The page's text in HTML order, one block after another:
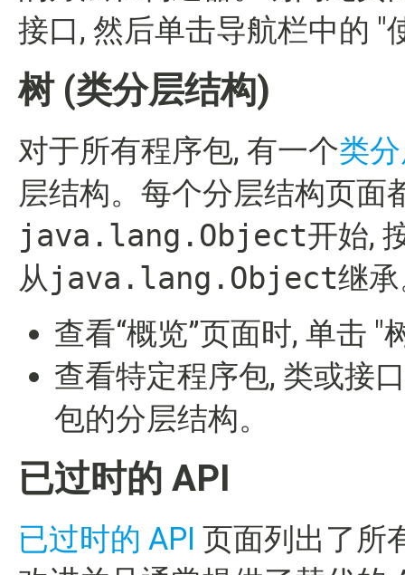
接口, 然后单击导航栏中的 "
树 (类分层结构)
对于所有程序包, 有一个类
层结构。每个分层结构页面
java.lang.Object开始,
从java.lang.Object继
查看“概览”页面时, 单击
查看特定程序包, 类或接
包的分层结构。
已过时的 API
已过时的 API 页面列出了所